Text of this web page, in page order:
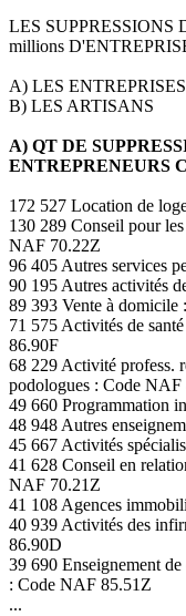
LES
millions
A) LES
B) LES ARTISANS
A) QT DE
ENTREPRENEURS
172 527 Location de
130 289 Conseil pour
NAF 70.22Z
96 405 Autres services
90 195 Autres activités
89 393 Vente à
71 575 Activités de
86.90F
68 229 Activité profess.
podologues : Code NAF
49 660 Programmation
48 948 Autres
45 667 Activités
41 628 Conseil en
NAF 70.21Z
41 108 Agences
40 939 Activités des
86.90D
39 690 Enseignement
: Code NAF 85.51Z
...